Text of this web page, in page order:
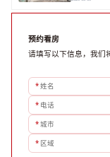
款。选址是综合
预约看房
请填写以下信息，我们
*姓名
* 电话
*城市
* 区域